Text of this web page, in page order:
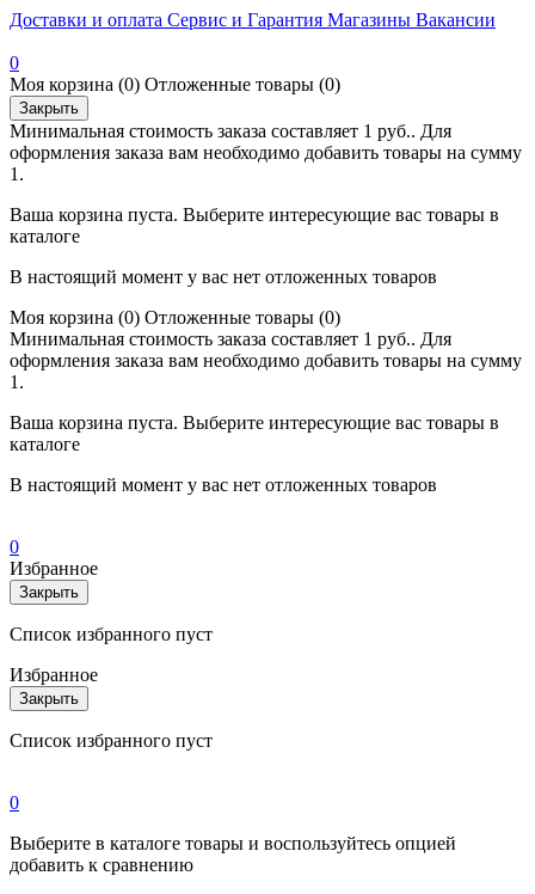
Доставки и оплата Сервис и Гарантия Магазины Вакансии
0
Моя корзина (0) Отложенные товары (0)
Закрыть
Минимальная стоимость заказа составляет 1 руб.. Для
оформления заказа вам необходимо добавить товары на сумму
1.
Ваша корзина пуста. Выберите интересующие вас товары в
каталоге
В настоящий момент у вас нет отложенных товаров
Моя корзина (0) Отложенные товары (0)
Минимальная стоимость заказа составляет 1 руб.. Для
оформления заказа вам необходимо добавить товары на сумму
1.
Ваша корзина пуста. Выберите интересующие вас товары в
каталоге
В настоящий момент у вас нет отложенных товаров
0
Избранное
Закрыть
Список избранного пуст
Избранное
Закрыть
Список избранного пуст
0
Выберите в каталоге товары и воспользуйтесь опцией
добавить к сравнению